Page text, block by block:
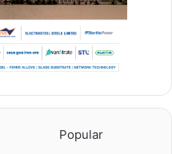
लिए आवेदन कैसे लिखें
सुशासन निबंध
सुशासन पर निबंध हिंदी में
सुशासन विशेषता
Popular